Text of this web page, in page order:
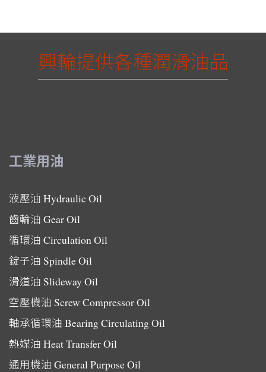
興輪提供各種潤滑油品
工業用油
液壓油 Hydraulic Oil
齒輪油 Gear Oil
循環油 Circulation Oil
錠子油 Spindle Oil
滑道油 Slideway Oil
空壓機油 Screw Compressor Oil
軸承循環油 Bearing Circulating Oil
熱媒油 Heat Transfer Oil
通用機油 General Purpose Oil